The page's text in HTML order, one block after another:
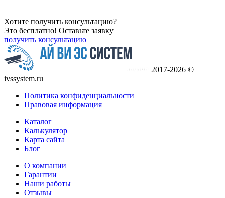
Хотите получить консультацию?
Это бесплатно! Оставьте заявку
получить консультацию
2017-2026 ©
ivssystem.ru
Политика конфиденциальности
Правовая информация
Каталог
Калькулятор
Карта сайта
Блог
О компании
Гарантии
Наши работы
Отзывы